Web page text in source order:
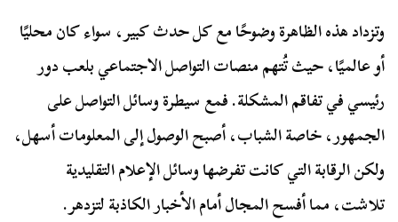
وتزداد هذه الظاهرة وضوحًا مع كل حدث كبير، سواء كان محليًا
أو عالميًا، حيث تُتهم منصات التواصل الاجتماعي بلعب دور
رئيسي في تفاقم المشكلة. فمع سيطرة وسائل التواصل على
الجمهور، خاصة الشباب، أصبح الوصول إلى المعلومات أسهل،
ولكن الرقابة التي كانت تفرضها وسائل الإعلام التقليدية
تلاشت، مما أفسح المجال أمام الأخبار الكاذبة لتزدهر.